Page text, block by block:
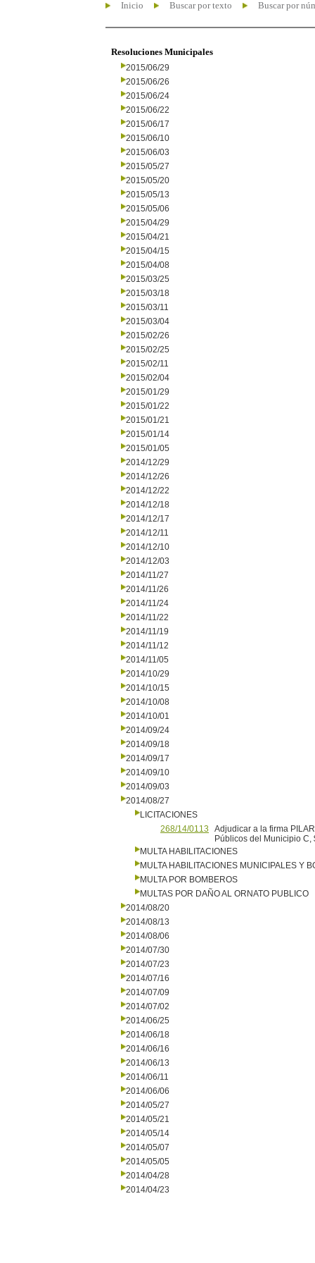
Inicio Buscar por texto Buscar por
Resoluciones Municipales
2015/06/29
2015/06/26
2015/06/24
2015/06/22
2015/06/17
2015/06/10
2015/06/03
2015/05/27
2015/05/20
2015/05/13
2015/05/06
2015/04/29
2015/04/21
2015/04/15
2015/04/08
2015/03/25
2015/03/18
2015/03/11
2015/03/04
2015/02/26
2015/02/25
2015/02/11
2015/02/04
2015/01/29
2015/01/22
2015/01/21
2015/01/14
2015/01/05
2014/12/29
2014/12/26
2014/12/22
2014/12/18
2014/12/17
2014/12/11
2014/12/10
2014/12/03
2014/11/27
2014/11/26
2014/11/24
2014/11/22
2014/11/19
2014/11/12
2014/11/05
2014/10/29
2014/10/15
2014/10/08
2014/10/01
2014/09/24
2014/09/18
2014/09/17
2014/09/10
2014/09/03
2014/08/27
LICITACIONES
268/14/0113
Adjudicar a la firma
Públicos del Municipio C,
MULTA HABILITACIONES
MULTA HABILITACIONES MUNICIPALES Y
MULTA POR BOMBEROS
MULTAS POR DAÑO AL ORNATO PUBLICO
2014/08/20
2014/08/13
2014/08/06
2014/07/30
2014/07/23
2014/07/16
2014/07/09
2014/07/02
2014/06/25
2014/06/18
2014/06/16
2014/06/13
2014/06/11
2014/06/06
2014/05/27
2014/05/21
2014/05/14
2014/05/07
2014/05/05
2014/04/28
2014/04/23